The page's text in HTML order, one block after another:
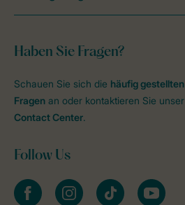
Haben Sie Fragen?
Schauen Sie sich die häufig gestellten
Fragen an oder kontaktieren Sie unser
Contact Center.
Follow Us
facebookinstagramtiktok youtube